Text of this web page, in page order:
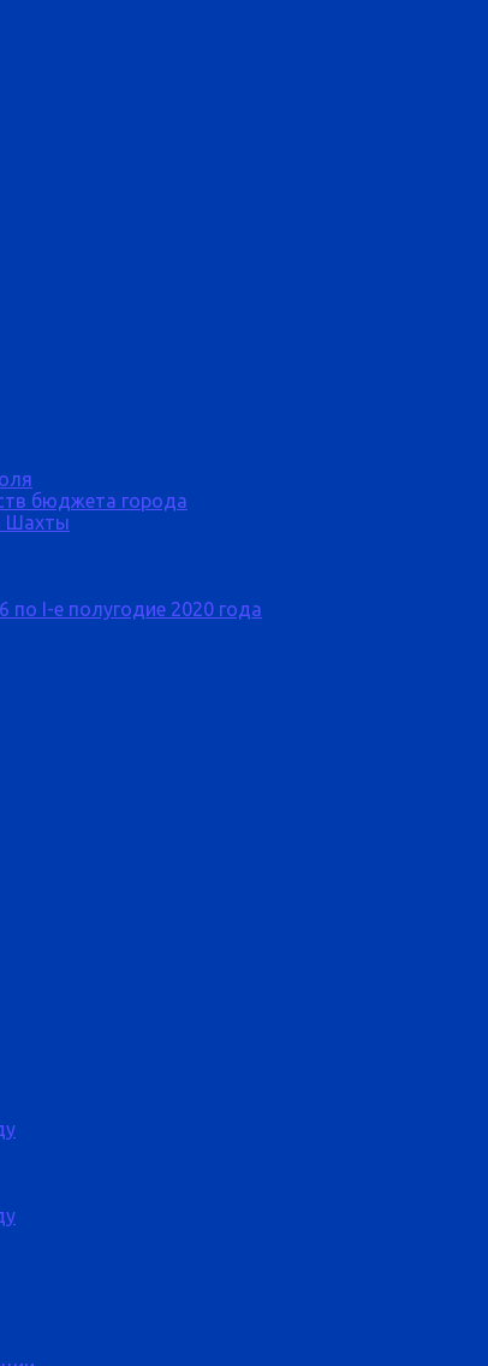
бюджета города
Шахты
по I-е полугодие 2020 года